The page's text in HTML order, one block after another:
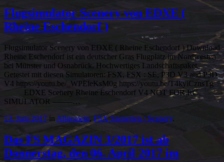
Flugsimulator Scenery von EDXE (
Rheine Eschendorf )
Flugsimulator Scenery von EDXE ( Rheine Eschendorf ) Download
Rheine Eschendorf ist ein deutscher Gras Flugplatz im Nordwesten
bei Münster und Osnabrück. Hochwertiges Landschaftspaket.
Getestet mit diesen Simulatoren: FSX, FSX : SE, P3D V3 and P3D
V4 https://youtu.be/_WPEleKsM0g https://youtu.be/T4kyiCznsTg
EDXE Scenery Rheine Eschendorf V4 NOT FOR RC
SIMULATOR ——–…
13. Juni 2017 in Allgemein, FSX Szenerien / Scenery.
Das FS MAGAZIN 3/2017 ist ab
Donnerstag, den 06. April 2017 im